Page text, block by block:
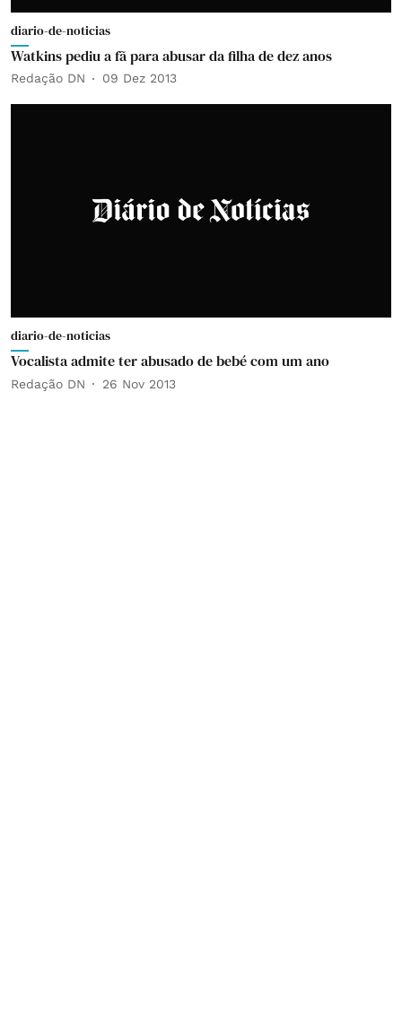
diario-de-noticias
Watkins pediu a fã para abusar da filha de dez anos
Redação DN 09 Dez 2013
diario-de-noticias
Vocalista admite ter abusado de bebé com um ano
Redação DN 26 Nov 2013